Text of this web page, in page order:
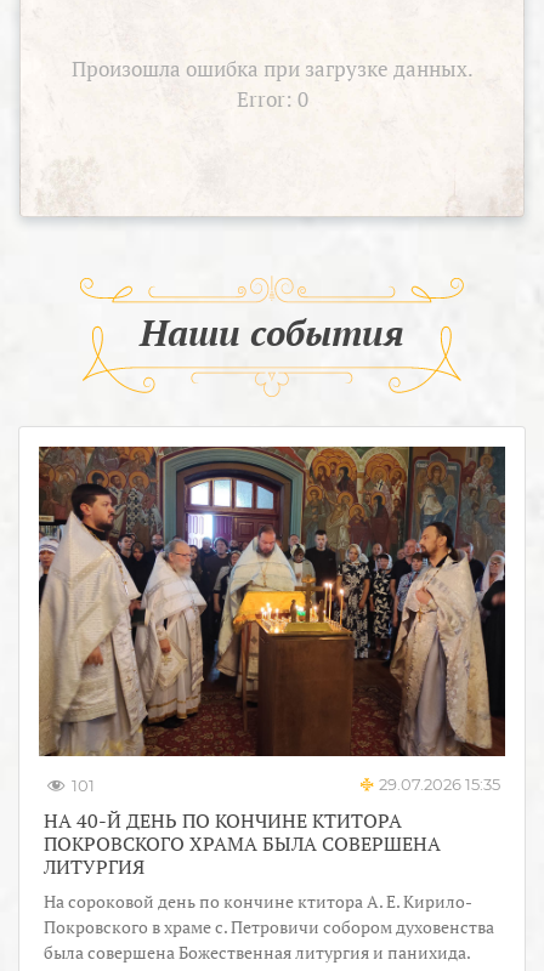
Произошла ошибка при загрузке данных.
Error: 0
Наши события
101 29.07.2026 15:35
НА 40-Й ДЕНЬ ПО КОНЧИНЕ КТИТОРА
ПОКРОВСКОГО ХРАМА БЫЛА СОВЕРШЕНА
ЛИТУРГИЯ
На сороковой день по кончине ктитора А. Е. Кирило-
Покровского в храме с. Петровичи собором духовенства
была совершена Божественная литургия и панихида.